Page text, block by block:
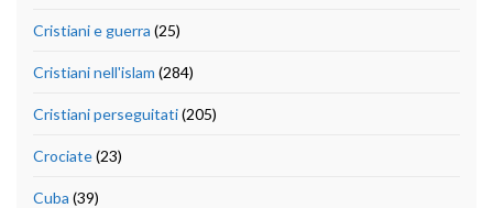
Cristiani e guerra (25)
Cristiani nell'islam (284)
Cristiani perseguitati(205)
Crociate(23)
Cuba (39)